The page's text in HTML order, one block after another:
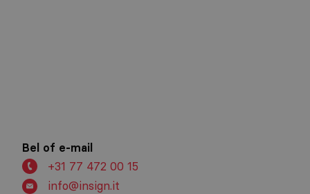
Bel of e-mail
+31 77 472 00 15
info@insign.it